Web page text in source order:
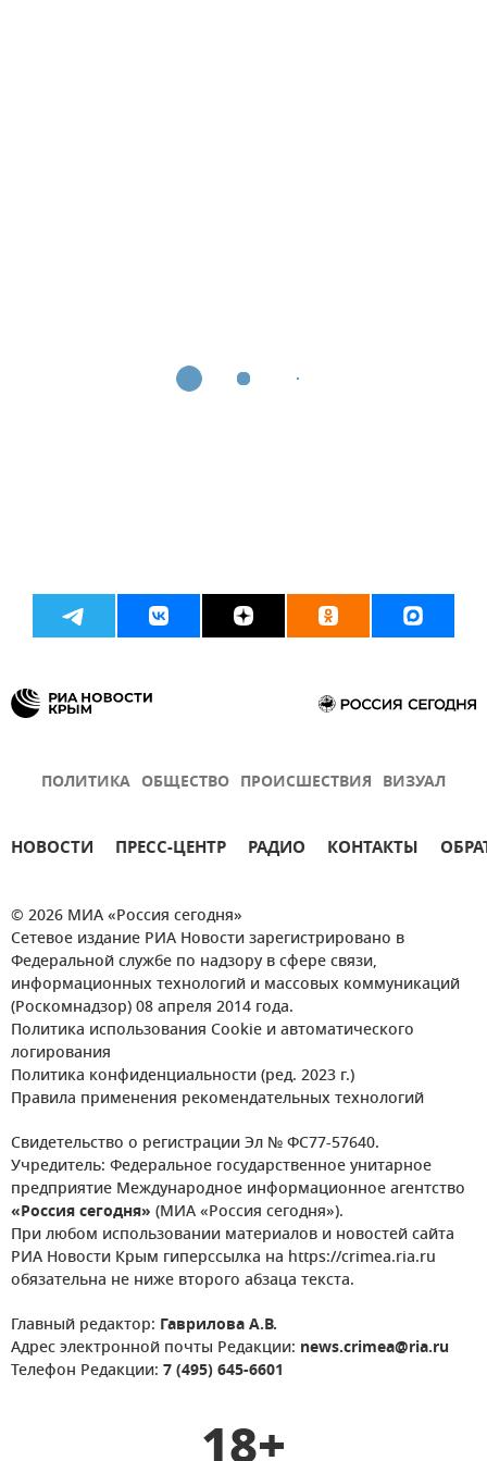
ПОЛИТИКА ОБЩЕСТВО ПРОИСШЕСТВИЯ ВИЗУАЛ
НОВОСТИ ПРЕСС-ЦЕНТР РАДИО КОНТАКТЫ
© 2026 МИА «Россия сегодня»
Сетевое издание РИА Новости зарегистрировано в
Федеральной службе по надзору в сфере связи,
информационных технологий и массовых коммуникаций
(Роскомнадзор) 08 апреля 2014 года.
Политика использования Cookie и автоматического
логирования
Политика конфиденциальности (ред. 2023 г.)
Правила применения рекомендательных технологий
Свидетельство о регистрации Эл № ФС77-57640.
Учредитель: Федеральное государственное унитарное
предприятие Международное информационное агентство
«Россия сегодня» (МИА «Россия сегодня»).
При любом использовании материалов и новостей сайта
РИА Новости Крым гиперссылка на https://crimea.ria.ru
обязательна не ниже второго абзаца текста.
Главный редактор: Гаврилова А.В.
Адрес электронной почты Редакции: news.crimea@ria.ru
Телефон Редакции: 7 (495) 645-6601